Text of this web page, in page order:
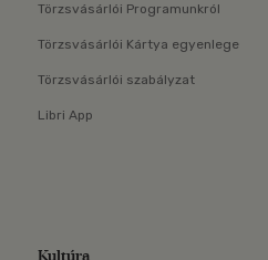
Törzsvásárlói Programunkról
Törzsvásárlói Kártya egyenlege
Törzsvásárlói szabályzat
Libri App